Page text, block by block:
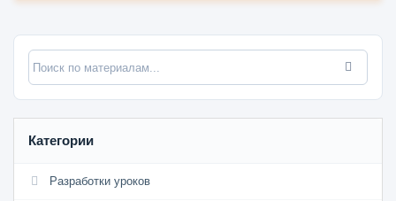
Категории
Разработки уроков